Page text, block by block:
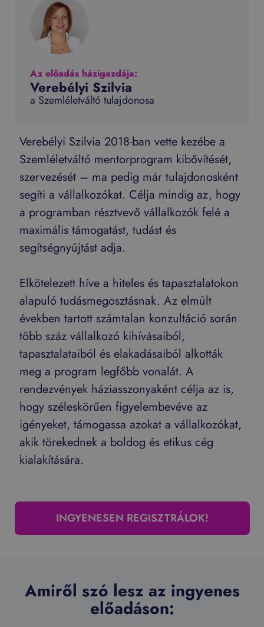
Az előadás házigazdája:
Verebélyi Szilvia
a Szemléletváltó tulajdonosa
Verebélyi Szilvia 2018-ban vette kezébe a
Szemléletváltó mentorprogram kibővítését,
szervezését – ma pedig már tulajdonosként
segíti a vállalkozókat. Célja mindig az, hogy
a programban résztvevő vállalkozók felé a
maximális támogatást, tudást és
segítségnyújtást adja.
Elkötelezett híve a hiteles és tapasztalatokon
alapuló tudásmegosztásnak. Az elmúlt
években tartott számtalan konzultáció során
több száz vállalkozó kihívásaiból,
tapasztalataiból és elakadásaiból alkották
meg a program legfőbb vonalát. A
rendezvények háziasszonyaként célja az is,
hogy széleskörűen figyelembevéve az
igényeket, támogassa azokat a vállalkozókat,
akik törekednek a boldog és etikus cég
kialakítására.
INGYENESEN REGISZTRÁLOK!
Amiről szó lesz az ingyenes
előadáson: